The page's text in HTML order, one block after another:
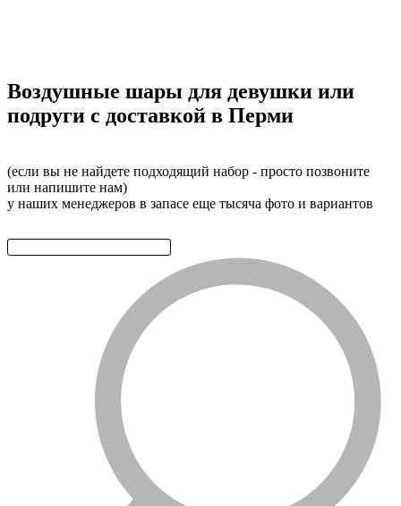
Воздушные шары для девушки или
подруги с доставкой в Перми
(если вы не найдете подходящий набор - просто позвоните
или напишите нам)
у наших менеджеров в запасе еще тысяча фото и вариантов